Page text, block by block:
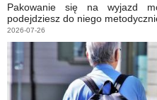
Pakowanie się na wyjazd
podejdziesz do niego
2026-07-26